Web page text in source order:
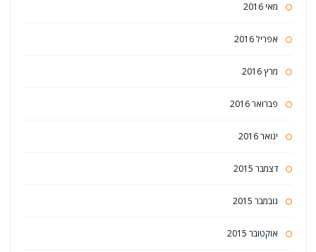
מאי 2016
אפריל 2016
מרץ 2016
פברואר 2016
ינואר 2016
דצמבר 2015
נובמבר 2015
אוקטובר 2015